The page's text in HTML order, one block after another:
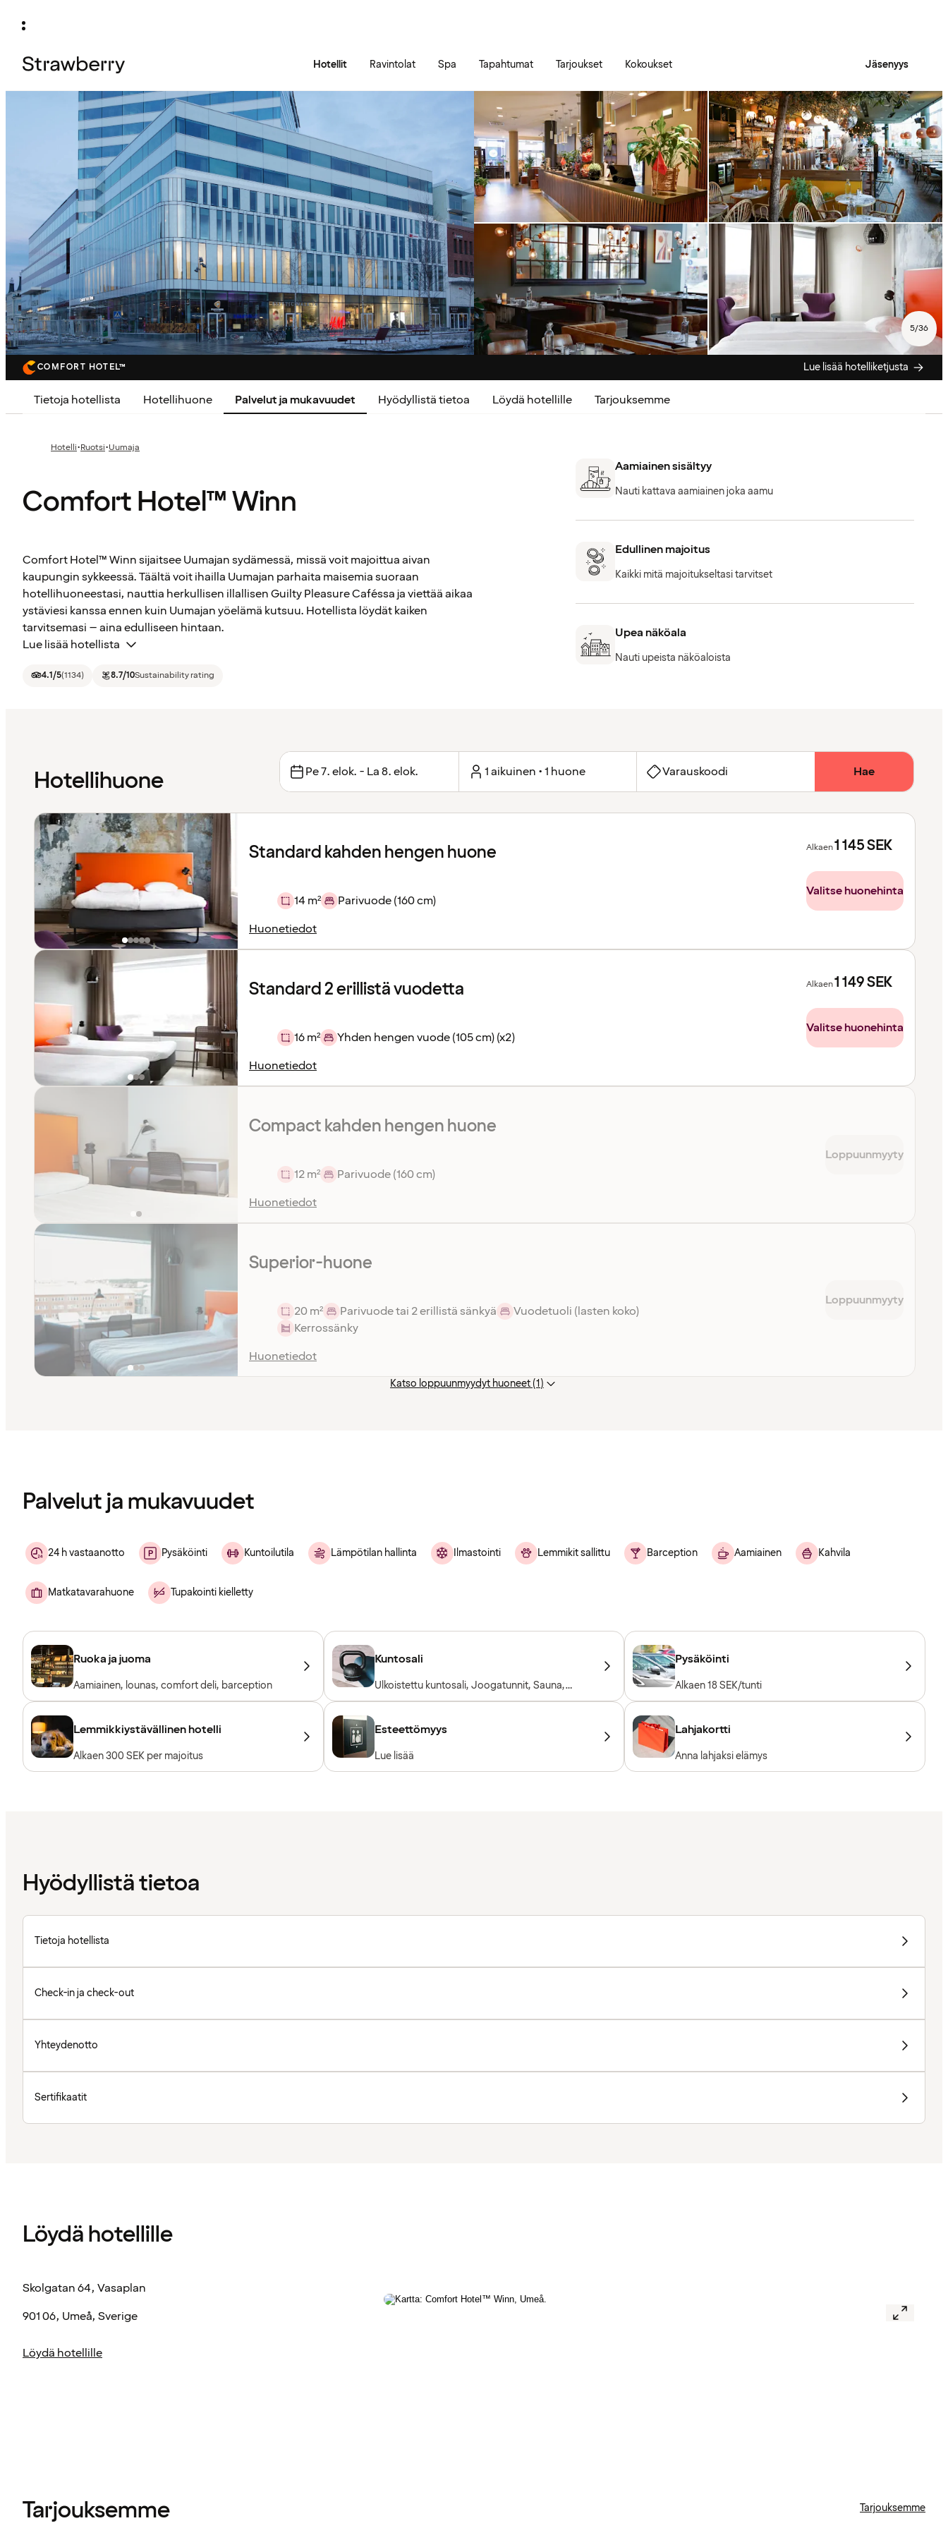
Hotellit Ravintolat Spa Tapahtumat Tarjoukset Kokoukset Jäsenyys
5/36
COMFORT HOTEL™ Lue lisää hotelliketjusta
Tietoja hotellista Hotellihuone Palvelut ja mukavuudet Hyödyllistä tietoa Löydä hotellille Tarjouksemme
Hotelli·Ruotsi·Uumaja
Comfort Hotel™ Winn
Comfort Hotel™ Winn sijaitsee Uumajan sydämessä, missä voit majoittua aivan
kaupungin sykkeessä. Täältä voit ihailla Uumajan parhaita maisemia suoraan
hotellihuoneestasi, nauttia herkullisen illallisen Guilty Pleasure Caféssa ja viettää aikaa
ystäviesi kanssa ennen kuin Uumajan yöelämä kutsuu. Hotellista löydät kaiken
tarvitsemasi – aina edulliseen hintaan.
Lue lisää hotellista
4.1/5(1134) 8.7/10Sustainability rating
Aamiainen sisältyy
Nauti kattava aamiainen joka aamu
Edullinen majoitus
Kaikki mitä majoitukseltasi tarvitset
Upea näköala
Nauti upeista näköaloista
Hotellihuone Pe 7. elok. - La 8. elok. 1 aikuinen • 1 huone Varauskoodi Hae
Standard kahden hengen huone
14 m²
Parivuode (160 cm)
Huonetiedot
Alkaen1 145SEK
Valitse huonehinta
Standard 2 erillistä vuodetta
16 m²
Yhden hengen vuode (105 cm) (x2)
Huonetiedot
Alkaen1 149SEK
Valitse huonehinta
Compact kahden hengen huone
12 m²
Parivuode (160 cm)
Huonetiedot
Loppuunmyyty
Superior-huone
20 m² Parivuode tai 2 erillistä sänkyä
Vuodetuoli (lasten koko)
Kerrossänky
Huonetiedot
Loppuunmyyty
Katso loppuunmyydyt huoneet (1)
Palvelut ja mukavuudet
24 h vastaanotto Pysäköinti Kuntoilutila Lämpötilan hallinta Ilmastointi Lemmikit sallittu Barception Aamiainen Kahvila
Matkatavarahuone Tupakointi kielletty
Ruoka ja juoma
Aamiainen, lounas, comfort deli, barception
Kuntosali
Ulkoistettu kuntosali, Joogatunnit, Sauna,
Treenitunteja, PT-ohjaaja, Saatavilla pyyhkeitä
Vapaapainot
Pysäköinti
Alkaen 18 SEK/tunti
Lemmikkiystävällinen hotelli
Alkaen 300 SEK per majoitus
Esteettömyys
Lue lisää
Lahjakortti
Anna lahjaksi elämys
Hyödyllistä tietoa
Tietoja hotellista
Check-in ja check-out
Yhteydenotto
Sertifikaatit
Löydä hotellille
Skolgatan 64, Vasaplan
901 06, Umeå, Sverige
Löydä hotellille
Tarjouksemme Tarjouksemme